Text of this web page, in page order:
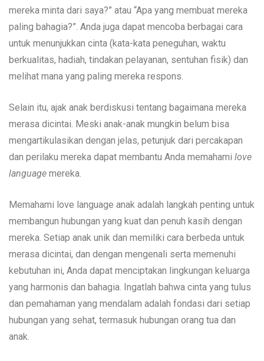
mereka minta dari saya?” atau “Apa yang membuat mereka
paling bahagia?”. Anda juga dapat mencoba berbagai cara
untuk menunjukkan cinta (kata-kata peneguhan, waktu
berkualitas, hadiah, tindakan pelayanan, sentuhan fisik) dan
melihat mana yang paling mereka respons.
Selain itu, ajak anak berdiskusi tentang bagaimana mereka
merasa dicintai. Meski anak-anak mungkin belum bisa
mengartikulasikan dengan jelas, petunjuk dari percakapan
dan perilaku mereka dapat membantu Anda memahami love
language mereka.
Memahami love language anak adalah langkah penting untuk
membangun hubungan yang kuat dan penuh kasih dengan
mereka. Setiap anak unik dan memiliki cara berbeda untuk
merasa dicintai, dan dengan mengenali serta memenuhi
kebutuhan ini, Anda dapat menciptakan lingkungan keluarga
yang harmonis dan bahagia. Ingatlah bahwa cinta yang tulus
dan pemahaman yang mendalam adalah fondasi dari setiap
hubungan yang sehat, termasuk hubungan orang tua dan
anak.